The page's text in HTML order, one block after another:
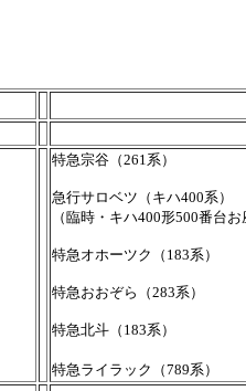
特急宗谷（261系）
急行サロベツ（キハ400系）
（臨時・キハ400形500番台
特急オホーツク（183系）
特急おおぞら（283系）
特急北斗（183系）
特急ライラック（789系）